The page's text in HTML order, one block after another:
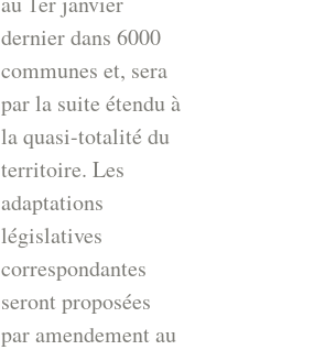
dernier dans 6000
communes et, sera
par la suite étendu à
la quasi-totalité du
territoire. Les
adaptations
législatives
correspondantes
seront proposées
par amendement au